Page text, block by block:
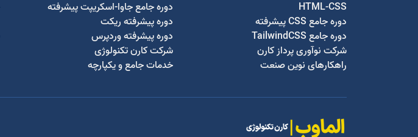
HTML-CSS
دوره جامع CSS پیشرفته
دوره جامع TailwindCSS
شرکت نوآوری پرداز کارن
راهکارهای نوین صنعت
دوره جامع جاوا-اسکریپت پیشرفته
دوره پیشرفته ریکت
دوره پیشرفته وردپرس
شرکت کارن تکنولوژی
خدمات جامع و یکپارچه